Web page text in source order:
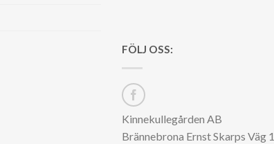
FÖLJ OSS:
Kinnekullegården AB
Brännebrona Ernst Skarps Väg 1